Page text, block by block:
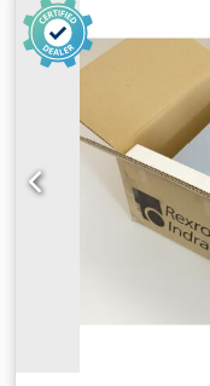
pārnesuma veids:
Ražošanas gads:2017
kondicionēšana,